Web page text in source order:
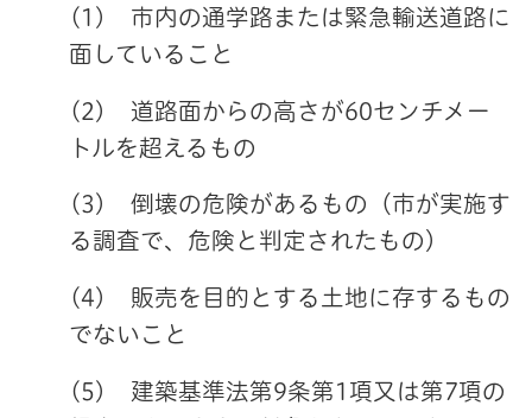
(1) 市内の通学路または緊急輸送道路に
面していること
(2) 道路面からの高さが60センチメー
トルを超えるもの
(3) 倒壊の危険があるもの（市が実施す
る調査で、危険と判定されたもの）
(4) 販売を目的とする土地に存するもの
でないこと
(5) 建築基準法第9条第1項又は第7項の